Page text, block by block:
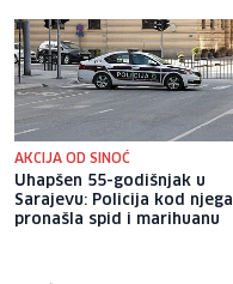
AKCIJA OD SINOĆ
Uhapšen 55-godišnjak u
Sarajevu: Policija kod njega
pronašla spid i marihuanu